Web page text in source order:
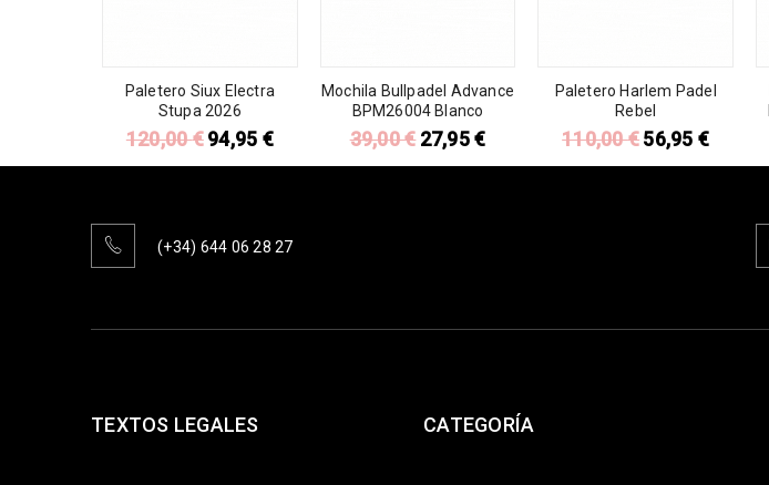
Paletero Siux Electra
Stupa 2026
120,00€94,95 €
Mochila Bullpadel Advance
BPM26004 Blanco
39,00€ 27,95€
Paletero Harlem Padel
Rebel
110,00€56,95 €
(+34) 644 06 28 27
TEXTOS LEGALES CATEGORÍA